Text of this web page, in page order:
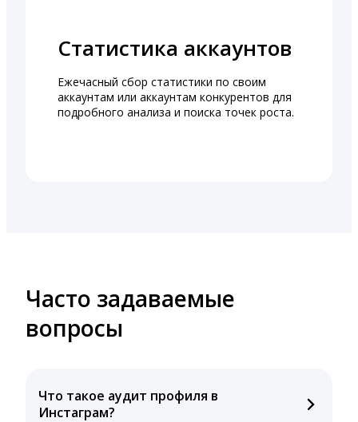
Статистика аккаунтов
Ежечасный сбор статистики по своим
аккаунтам или аккаунтам конкурентов для
подробного анализа и поиска точек роста.
Часто задаваемые
вопросы
Что такое аудит профиля в
Инстаграм?